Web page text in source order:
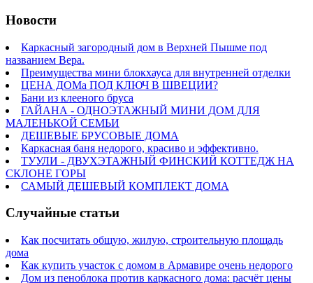
Новости
Каркасный загородный дом в Верхней Пышме под
названием Вера.
Преимущества мини блокхауса для внутренней отделки
ЦЕНА ДОМа ПОД КЛЮЧ В ШВЕЦИИ?
Бани из клееного бруса
ГАЙАНА - ОДНОЭТАЖНЫЙ МИНИ ДОМ ДЛЯ
МАЛЕНЬКОЙ СЕМЬИ
ДЕШЕВЫЕ БРУСОВЫЕ ДОМА
Каркасная баня недорого, красиво и эффективно.
ТУУЛИ - ДВУХЭТАЖНЫЙ ФИНСКИЙ КОТТЕДЖ НА
СКЛОНЕ ГОРЫ
САМЫЙ ДЕШЕВЫЙ КОМПЛЕКТ ДОМА
Cлучайные статьи
Как посчитать общую, жилую, строительную площадь
дома
Как купить участок с домом в Армавире очень недорого
Дом из пеноблока против каркасного дома: расчёт цены